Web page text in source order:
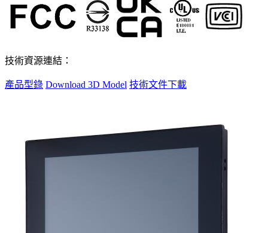
技術資源連結：
產品型錄 Download 3D Model 技術文件下載